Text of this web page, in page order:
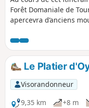
Forêt Domaniale de
apercevra d’anciens
d'Agglomération du
Le Platier
Visorandonneur
9,35 km
+8 m